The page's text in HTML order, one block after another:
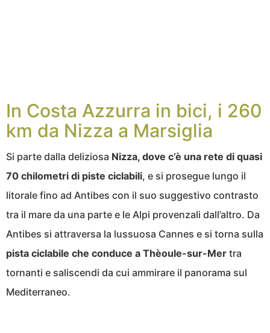
In Costa Azzurra in bici, i 260
km da Nizza a Marsiglia
Si parte dalla deliziosa Nizza, dove c’è una rete di quasi
70 chilometri di piste ciclabili, e si prosegue lungo il
litorale fino ad Antibes con il suo suggestivo contrasto
tra il mare da una parte e le Alpi provenzali dall’altro. Da
Antibes si attraversa la lussuosa Cannes e si torna sulla
pista ciclabile che conduce a Thèoule-sur-Mer tra
tornanti e saliscendi da cui ammirare il panorama sul
Mediterraneo.